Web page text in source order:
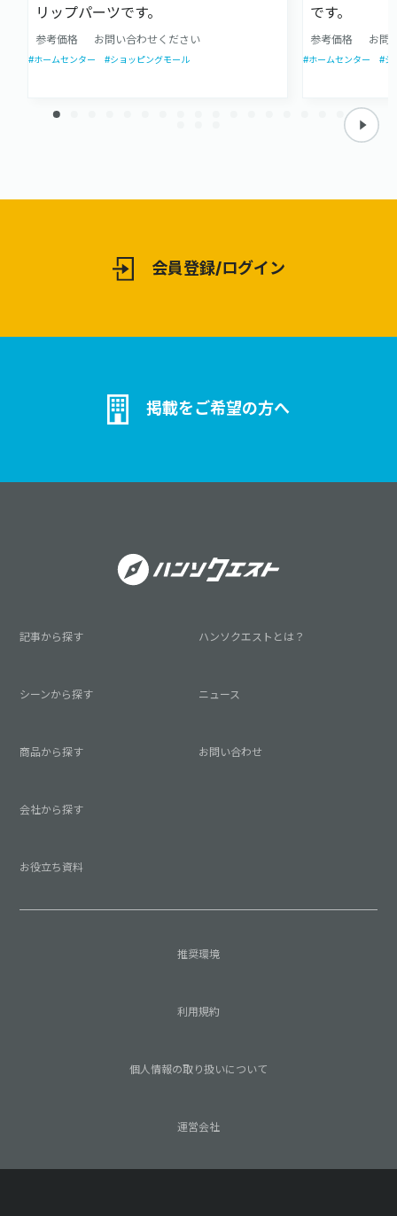
リップパーツです。
参考価格 お問い合わせください
#ホームセンター #ショッピングモール
です。
参考価格 お問
#ホームセンター #シ
会員登録/ログイン
掲載をご希望の方へ
記事から探す
シーンから探す
商品から探す
会社から探す
お役立ち資料
ハンソクエストとは？
ニュース
お問い合わせ
推奨環境
利用規約
個人情報の取り扱いについて
運営会社